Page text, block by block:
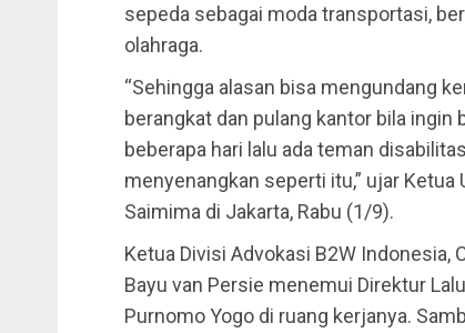
sepeda sebagai moda transportasi,
olahraga.
“Sehingga alasan bisa mengundang
berangkat dan pulang kantor bila
beberapa hari lalu ada teman
menyenangkan seperti itu,” ujar
Saimima di Jakarta, Rabu (1/9).
Ketua Divisi Advokasi B2W Indonesia,
Bayu van Persie menemui Direktur
Purnomo Yogo di ruang kerjanya.